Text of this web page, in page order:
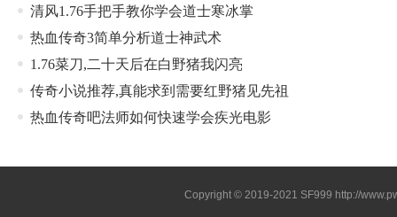
清风1.76手把手教你学会道士寒冰掌
热血传奇3简单分析道士神武术
1.76菜刀,二十天后在白野猪我闪亮
传奇小说推荐,真能求到需要红野猪见先祖
热血传奇吧法师如何快速学会疾光电影
Copyright © 2019-2021 SF999 http://